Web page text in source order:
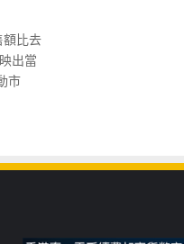
額比去
出當
市